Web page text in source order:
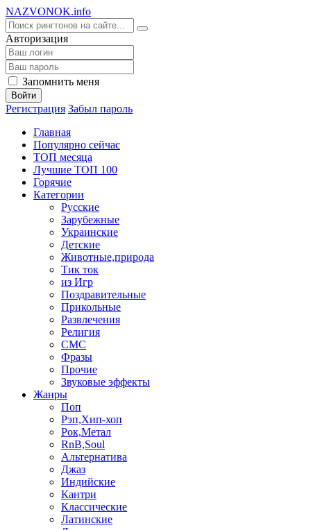
NAZVONOK.info
Авторизация
Запомнить меня
Войти
Регистрация Забыл пароль
Главная
Популярно сейчас
ТОП месяца
Лучшие ТОП 100
Горячие
Категории
Русские
Зарубежные
Украинские
Детские
Животные,природа
Тик ток
из Игр
Поздравительные
Прикольные
Развлечения
Религия
СМС
Фразы
Прочие
Звуковые эффекты
Жанры
Поп
Рэп,Хип-хоп
Рок,Метал
RnB,Soul
Альтернатива
Джаз
Индийские
Кантри
Классические
Латинские